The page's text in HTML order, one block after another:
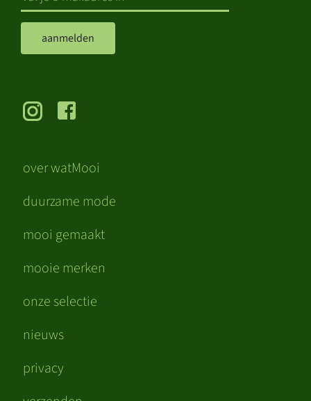
over watMooi
duurzame mode
mooi gemaakt
mooie merken
onze selectie
nieuws
privacy
aanmelden